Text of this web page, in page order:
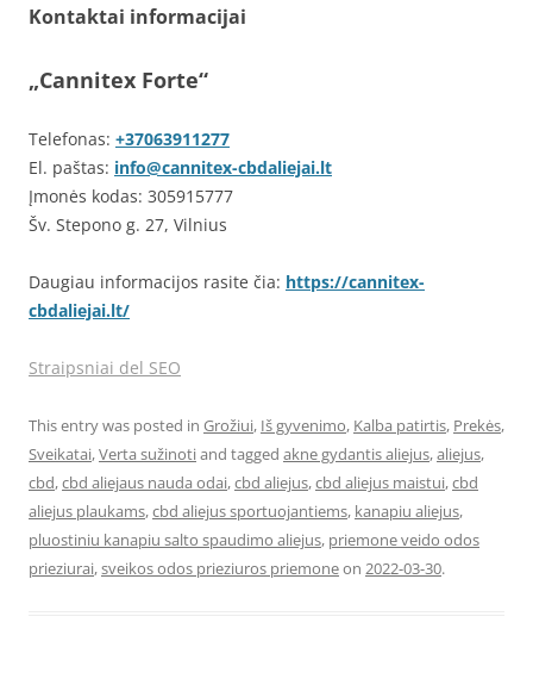
Kontaktai informacijai
„Cannitex Forte“
Telefonas: +37063911277
El. paštas: info@cannitex-cbdaliejai.lt
Įmonės kodas: 305915777
Šv. Stepono g. 27, Vilnius
Daugiau informacijos rasite čia: https://cannitex-
cbdaliejai.lt/
Straipsniai del SEO
This entry was posted in Grožiui, Iš gyvenimo, Kalba patirtis, Prekės,
Sveikatai,Verta sužinotiand tagged akne gydantis aliejus,aliejus,
cbd,cbd aliejaus nauda odai,cbd aliejus,cbd aliejus maistui,cbd
aliejus plaukams,cbd aliejus sportuojantiems, kanapiu aliejus,
pluostiniu kanapiu salto spaudimo aliejus, priemone veido odos
prieziurai,sveikos odos prieziuros priemoneon 2022-03-30.